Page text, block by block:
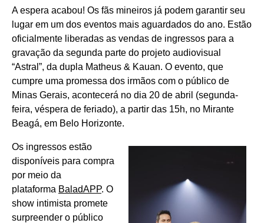
A espera acabou! Os fãs mineiros já podem garantir seu
lugar em um dos eventos mais aguardados do ano. Estão
oficialmente liberadas as vendas de ingressos para a
gravação da segunda parte do projeto audiovisual
“Astral”, da dupla Matheus & Kauan. O evento, que
cumpre uma promessa dos irmãos com o público de
Minas Gerais, acontecerá no dia 20 de abril (segunda-
feira, véspera de feriado), a partir das 15h, no Mirante
Beagá, em Belo Horizonte.
Os ingressos estão
disponíveis para compra
por meio da
plataforma BaladAPP. O
show intimista promete
surpreender o público